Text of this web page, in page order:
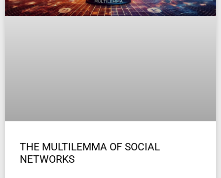
THE MULTILEMMA OF SOCIAL
NETWORKS